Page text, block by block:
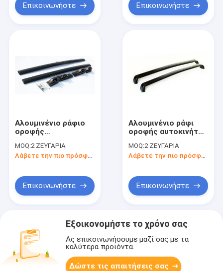
Επικοινωνήστε Επικοινωνήστε
Αλουμινένιο ράφιο
οροφής
ράβδοι συμβατές με
Honda Element 2003-
MOQ:2 ΖΕΥΓΑΡΙΑ
Λάβετε την πιο πρόσφατη τιμή
Επικοινωνήστε
Αλουμινένιο ράφι
οροφής αυτοκινήτου
αποσκευών για
αυτοκίνητο για Ford
MOQ:2 ΖΕΥΓΑΡΙΑ
Επικοινωνήστε
Εξοικονομήστε το χρόνο σας
Ας επικοινωνήσουμε μαζί σας με τα
καλύτερα προϊόντα.
Δώστε τις απαιτήσεις σας